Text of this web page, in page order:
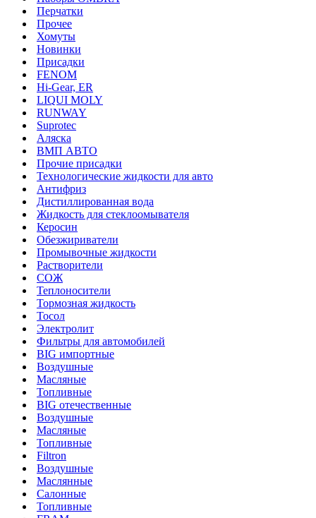
Перчатки
Прочее
Хомуты
Новинки
Присадки
FENOM
Hi-Gear, ER
LIQUI MOLY
RUNWAY
Suprotec
Аляска
ВМП АВТО
Прочие присадки
Технологические жидкости для авто
Антифриз
Дистиллированная вода
Жидкость для стеклоомывателя
Керосин
Обезжириватели
Промывочные жидкости
Растворители
СОЖ
Теплоносители
Тормозная жидкость
Тосол
Электролит
Фильтры для автомобилей
BIG импортные
Воздушные
Масляные
Топливные
BIG отечественные
Воздушные
Масляные
Топливные
Filtron
Воздушные
Маслянные
Салонные
Топливные